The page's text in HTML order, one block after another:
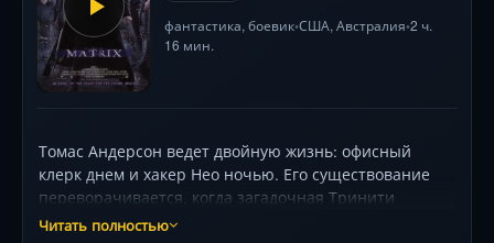
фантастика, боевик•США, Австралия•2 ч.
16 мин.
Томас Андерсон ведет двойную жизнь: офисный
клерк днем и хакер Нео ночью. Его существование
переворачивается, когда загадочная Тринити
приводит его к мятежнику Морфеусу. Тот раскрывает
Читать полностью